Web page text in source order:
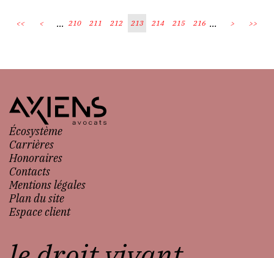
<< < ... 210 211 212 213 214 215 216 ... > >>
Écosystème
Carrières
Honoraires
Contacts
Mentions légales
Plan du site
Espace client